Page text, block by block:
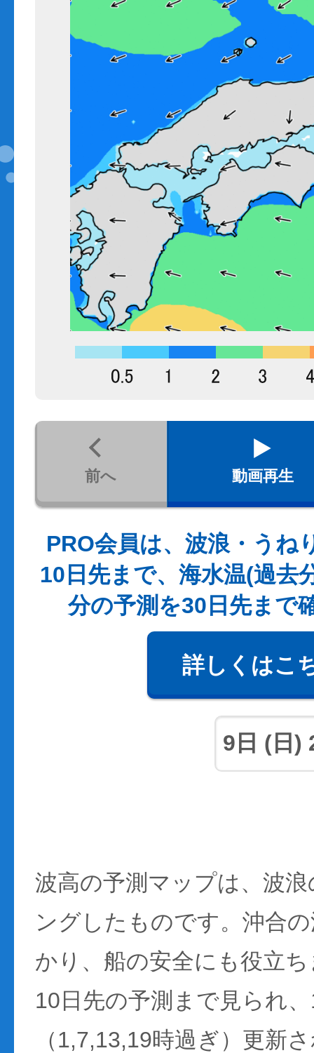
前へ 動画再生
PRO会員は、波浪・うね
10日先まで、海水温(過去
分の予測を30日先まで
詳しくはこ
波高の予測マップは、波
ングしたものです。沖合
かり、船の安全にも役立
10日先の予測まで見られ
（1,7,13,19時過ぎ）更新